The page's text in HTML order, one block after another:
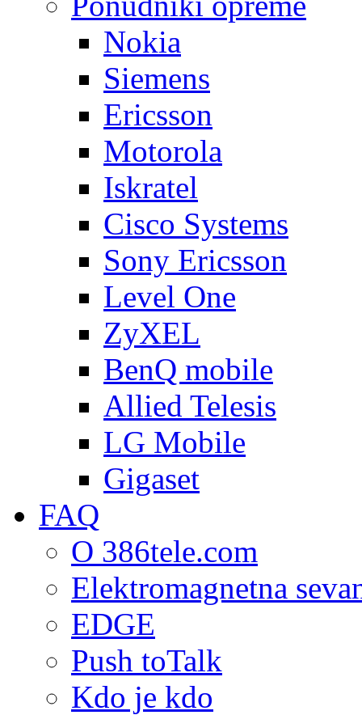
Nokia
Siemens
Ericsson
Motorola
Iskratel
Cisco Systems
Sony Ericsson
Level One
ZyXEL
BenQ mobile
Allied Telesis
LG Mobile
Gigaset
FAQ
O 386tele.com
Elektromagnetna
EDGE
Push toTalk
Kdo je kdo